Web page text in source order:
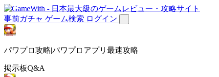
事前ガチャ ゲーム検索 ログイン
パワプロ攻略|パワプロアプリ最速攻略
掲示板Q&A